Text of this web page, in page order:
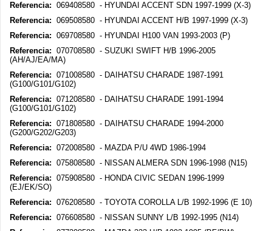
Referencia: 069408580 - HYUNDAI ACCENT SDN 1997-1999 (X-3)
Referencia: 069508580 - HYUNDAI ACCENT H/B 1997-1999 (X-3)
Referencia: 069708580 - HYUNDAI H100 VAN 1993-2003 (P)
Referencia: 070708580 - SUZUKI SWIFT H/B 1996-2005
(AH/AJ/EA/MA)
Referencia: 071008580 - DAIHATSU CHARADE 1987-1991
(G100/G101/G102)
Referencia: 071208580 - DAIHATSU CHARADE 1991-1994
(G100/G101/G102)
Referencia: 071808580 - DAIHATSU CHARADE 1994-2000
(G200/G202/G203)
Referencia: 072008580 - MAZDA P/U 4WD 1986-1994
Referencia: 075808580 - NISSAN ALMERA SDN 1996-1998 (N15)
Referencia: 075908580 - HONDA CIVIC SEDAN 1996-1999
(EJ/EK/SO)
Referencia: 076208580 - TOYOTA COROLLA L/B 1992-1996 (E 10)
Referencia: 076608580 - NISSAN SUNNY L/B 1992-1995 (N14)